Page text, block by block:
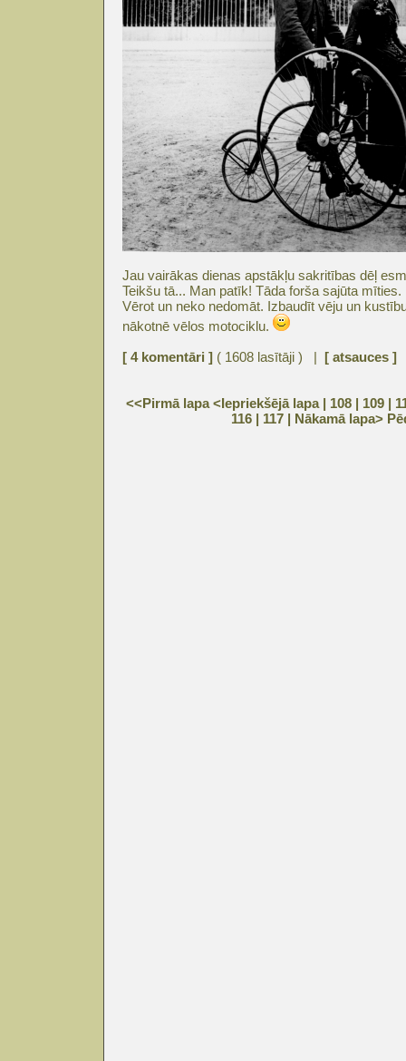
Jau vairākas dienas apstākļu sakritības dēļ
Teikšu tā... Man patīk! Tāda forša sajūta
Vērot un neko nedomāt. Izbaudīt vēju un
nākotnē vēlos motociklu.
[ 4 komentāri ] ( 1608 lasītāji ) | [ atsauces ]
<<Pirmā lapa<Iepriekšējā lapa | 108 | 109|
116| 117| Nākamā lapa>